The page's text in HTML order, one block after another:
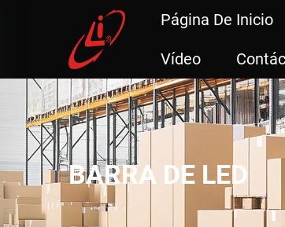
Página De Inicio
Vídeo
BARRA DE LED